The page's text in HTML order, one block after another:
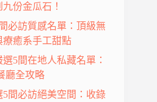
份金瓜石！
必訪質感名單：頂級無
療癒系手工甜點
5間在地人私藏名單：
廳全攻略
5間必訪絕美空間：收錄